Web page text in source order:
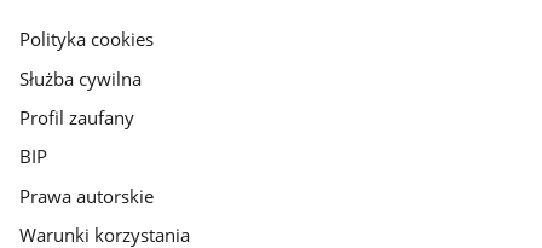
gov.pl
Polityka cookies
Służba cywilna
Profil zaufany
BIP
Prawa autorskie
Warunki korzystania